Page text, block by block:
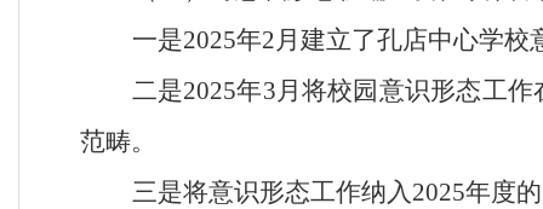
一是2025年2月建立了孔店中心学
二是2025年3月将校园意识形态工
范畴。
三是将意识形态工作纳入2025年度